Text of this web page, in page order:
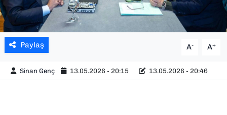
Paylaş A- A+
Sinan Genç 13.05.2026 - 20:15 13.05.2026 - 20:46